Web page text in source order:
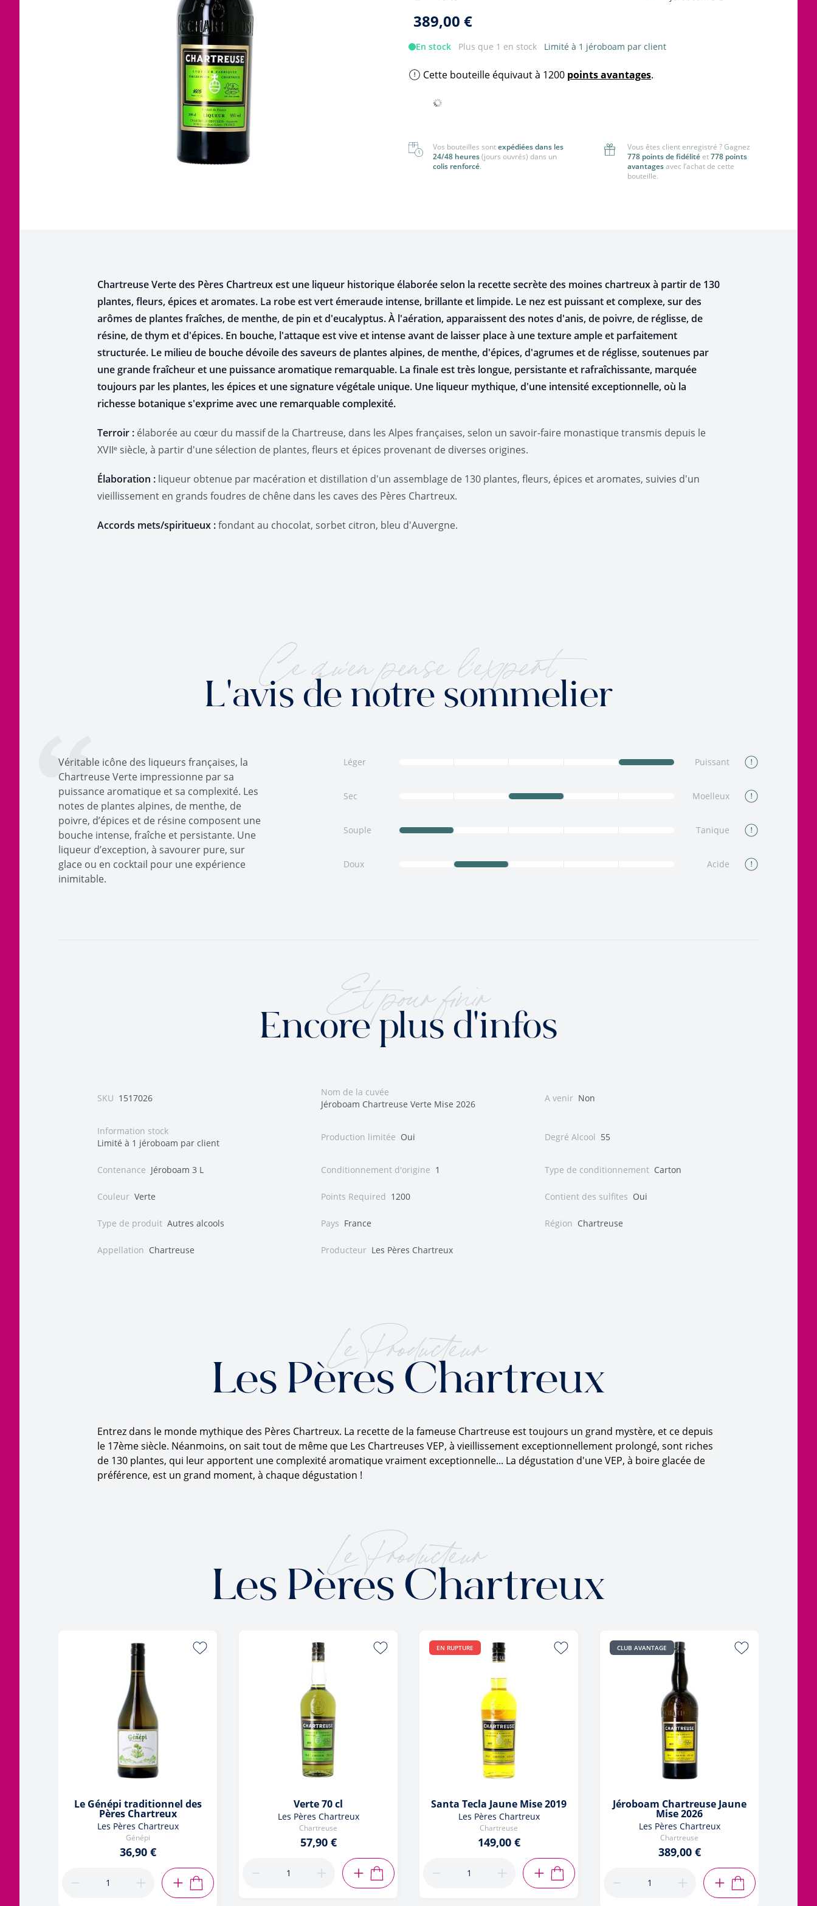
Languedoc
Etranger
Tout voir
389,00 €
En stock Plus que 1 en stock Limité à 1 jéroboam par client
Cette bouteille équivaut à 1200 points avantages.
Vos bouteilles sontexpédiées dans les
24/48 heures(jours ouvrés) dans un
colis renforcé.
Vous êtes client enregistré ? Gagnez
778 points de fidélité et778 points
avantagesavec l’achat de cette
bouteille.
Chartreuse Verte des Pères Chartreux est une liqueur historique élaborée selon la recette secrète des moines chartreux à partir de 130
plantes, fleurs, épices et aromates. La robe est vert émeraude intense, brillante et limpide. Le nez est puissant et complexe, sur des
arômes de plantes fraîches, de menthe, de pin et d'eucalyptus. À l'aération, apparaissent des notes d'anis, de poivre, de réglisse, de
résine, de thym et d'épices. En bouche, l'attaque est vive et intense avant de laisser place à une texture ample et parfaitement
structurée. Le milieu de bouche dévoile des saveurs de plantes alpines, de menthe, d'épices, d'agrumes et de réglisse, soutenues par
une grande fraîcheur et une puissance aromatique remarquable. La finale est très longue, persistante et rafraîchissante, marquée
toujours par les plantes, les épices et une signature végétale unique. Une liqueur mythique, d'une intensité exceptionnelle, où la
richesse botanique s'exprime avec une remarquable complexité.
Terroir : élaborée au cœur du massif de la Chartreuse, dans les Alpes françaises, selon un savoir-faire monastique transmis depuis le
XVIIᵉ siècle, à partir d'une sélection de plantes, fleurs et épices provenant de diverses origines.
Élaboration : liqueur obtenue par macération et distillation d'un assemblage de 130 plantes, fleurs, épices et aromates, suivies d'un
vieillissement en grands foudres de chêne dans les caves des Pères Chartreux.
Accords mets/spiritueux :fondant au chocolat, sorbet citron, bleu d'Auvergne.
Ce qu'en pense l'expert
L'avis de notre sommelier
Véritable icône des liqueurs françaises, la
Chartreuse Verte impressionne par sa
puissance aromatique et sa complexité. Les
notes de plantes alpines, de menthe, de
poivre, d’épices et de résine composent une
bouche intense, fraîche et persistante. Une
liqueur d’exception, à savourer pure, sur
glace ou en cocktail pour une expérience
inimitable.
Léger Puissant
Sec Moelleux
Souple Tanique
Doux Acide
Et pour finir
Encore plus d'infos
SKU 1517026
Nom de la cuvée
Jéroboam Chartreuse Verte Mise 2026
A venir Non
Information stock
Limité à 1 jéroboam par client
Production limitée Oui Degré Alcool 55
Contenance Jéroboam 3 L Conditionnement d'origine 1 Type de conditionnement Carton
Couleur Verte Points Required 1200 Contient des sulfites Oui
Type de produit Autres alcools Pays France Région Chartreuse
Appellation Chartreuse Producteur Les Pères Chartreux
Le Producteur
Les Pères Chartreux
Entrez dans le monde mythique des Pères Chartreux. La recette de la fameuse Chartreuse est toujours un grand mystère, et ce depuis
le 17ème siècle. Néanmoins, on sait tout de même que Les Chartreuses VEP, à vieillissement exceptionnellement prolongé, sont riches
de 130 plantes, qui leur apportent une complexité aromatique vraiment exceptionnelle... La dégustation d'une VEP, à boire glacée de
préférence, est un grand moment, à chaque dégustation !
Le Producteur
Les Pères Chartreux
Le Génépi traditionnel des
Pères Chartreux
Les Pères Chartreux
Génépi
36,90 €
AJOUTER AU PANIER
Verte 70 cl
Les Pères Chartreux
Chartreuse
57,90 €
AJOUTER AU PANIER
EN RUPTURE
Santa Tecla Jaune Mise 2019
Les Pères Chartreux
Chartreuse
149,00 €
AJOUTER AU PANIER
CLUB AVANTAGE
Jéroboam Chartreuse Jaune
Mise 2026
Les Pères Chartreux
Chartreuse
389,00 €
AJOUTER AU PANIER